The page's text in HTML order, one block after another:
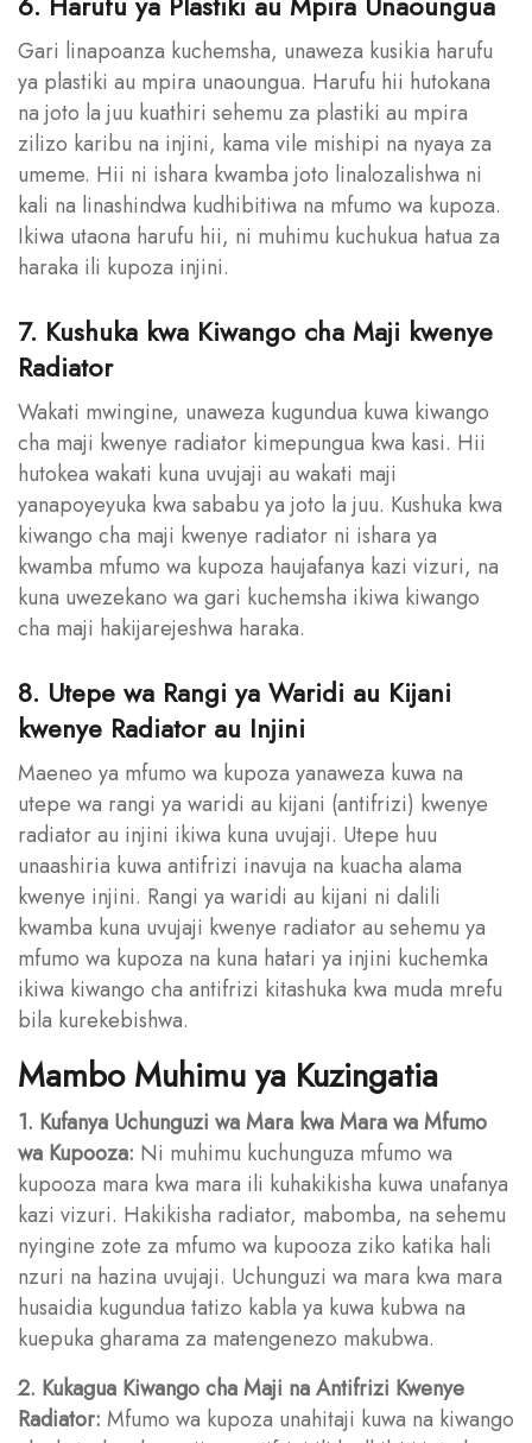
Gari linapoanza kuchemsha, unaweza kusikia harufu
ya plastiki au mpira unaoungua. Harufu hii hutokana
na joto la juu kuathiri sehemu za plastiki au mpira
zilizo karibu na injini, kama vile mishipi na nyaya za
umeme. Hii ni ishara kwamba joto linalozalishwa ni
kali na linashindwa kudhibitiwa na mfumo wa kupoza.
Ikiwa utaona harufu hii, ni muhimu kuchukua hatua za
haraka ili kupoza injini.
7. Kushuka kwa Kiwango cha Maji kwenye
Radiator
Wakati mwingine, unaweza kugundua kuwa kiwango
cha maji kwenye radiator kimepungua kwa kasi. Hii
hutokea wakati kuna uvujaji au wakati maji
yanapoyeyuka kwa sababu ya joto la juu. Kushuka kwa
kiwango cha maji kwenye radiator ni ishara ya
kwamba mfumo wa kupoza haujafanya kazi vizuri, na
kuna uwezekano wa gari kuchemsha ikiwa kiwango
cha maji hakijarejeshwa haraka.
8. Utepe wa Rangi ya Waridi au Kijani
kwenye Radiator au Injini
Maeneo ya mfumo wa kupoza yanaweza kuwa na
utepe wa rangi ya waridi au kijani (antifrizi) kwenye
radiator au injini ikiwa kuna uvujaji. Utepe huu
unaashiria kuwa antifrizi inavuja na kuacha alama
kwenye injini. Rangi ya waridi au kijani ni dalili
kwamba kuna uvujaji kwenye radiator au sehemu ya
mfumo wa kupoza na kuna hatari ya injini kuchemka
ikiwa kiwango cha antifrizi kitashuka kwa muda mrefu
bila kurekebishwa.
Mambo Muhimu ya Kuzingatia
1. Kufanya Uchunguzi wa Mara kwa Mara wa Mfumo
wa Kupooza: Ni muhimu kuchunguza mfumo wa
kupooza mara kwa mara ili kuhakikisha kuwa unafanya
kazi vizuri. Hakikisha radiator, mabomba, na sehemu
nyingine zote za mfumo wa kupooza ziko katika hali
nzuri na hazina uvujaji. Uchunguzi wa mara kwa mara
husaidia kugundua tatizo kabla ya kuwa kubwa na
kuepuka gharama za matengenezo makubwa.
2. Kukagua Kiwango cha Maji na Antifrizi Kwenye
Radiator: Mfumo wa kupoza unahitaji kuwa na kiwango